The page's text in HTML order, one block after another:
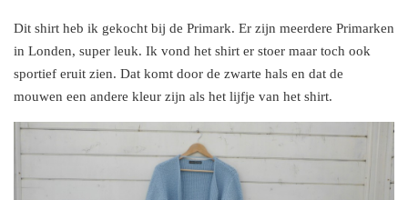
Dit shirt heb ik gekocht bij de Primark. Er zijn meerdere Primarken
in Londen, super leuk. Ik vond het shirt er stoer maar toch ook
sportief eruit zien. Dat komt door de zwarte hals en dat de
mouwen een andere kleur zijn als het lijfje van het shirt.